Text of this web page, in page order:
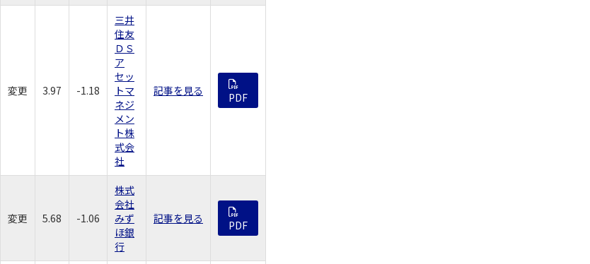
変更 3.97 -1.18
三井
住友
ＤＳ
ア
セッ
トマ
ネジ
メン
ト株
式会
社
記事を見る PDF
変更 5.68 -1.06
株式
会社
みず
ほ銀
行
記事を見る PDF